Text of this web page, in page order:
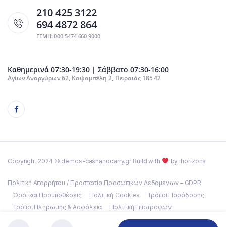
210 425 3122
694 4872 864
ΓΕΜΗ: 000 5474 660 9000
Καθημερινά 07:30-19:30 | Σάββατο 07:30-16:00
Αγίων Αναργύρων 62, Καψαμπέλη 2, Πειραιάς 185 42
Copyright 2024 © demos-cashandcarry.gr Build with by ihorizons
Πολιτική Απορρήτου / Προστασία Προσωπικών Δεδομένων – GDPR
Όροι και Προϋποθέσεις
Πολιτική Cookies
Τρόποι Παράδοσης
Τρόποι Πληρωμής & Ασφάλεια
Πολιτική Επιστροφών